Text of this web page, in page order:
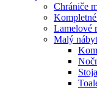
Chrániče
Lamelové
Malý